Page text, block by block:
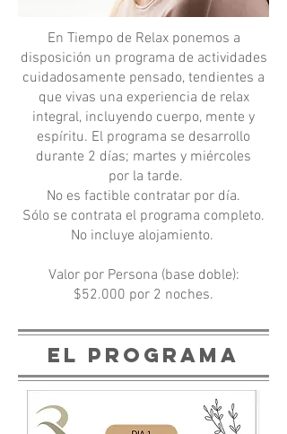
En Tiempo de Relax ponemos a
disposición un programa de actividades
cuidadosamente pensado, tendientes a
que vivas una experiencia de relax
integral, incluyendo cuerpo, mente y
espíritu. El programa se desarrollo
durante 2 días; martes y miércoles
por la tarde.
No es factible contratar por día.
Sólo se contrata el programa completo.
No incluye alojamiento.
Valor por Persona (base doble):
$52.000 por 2 noches.
el programa